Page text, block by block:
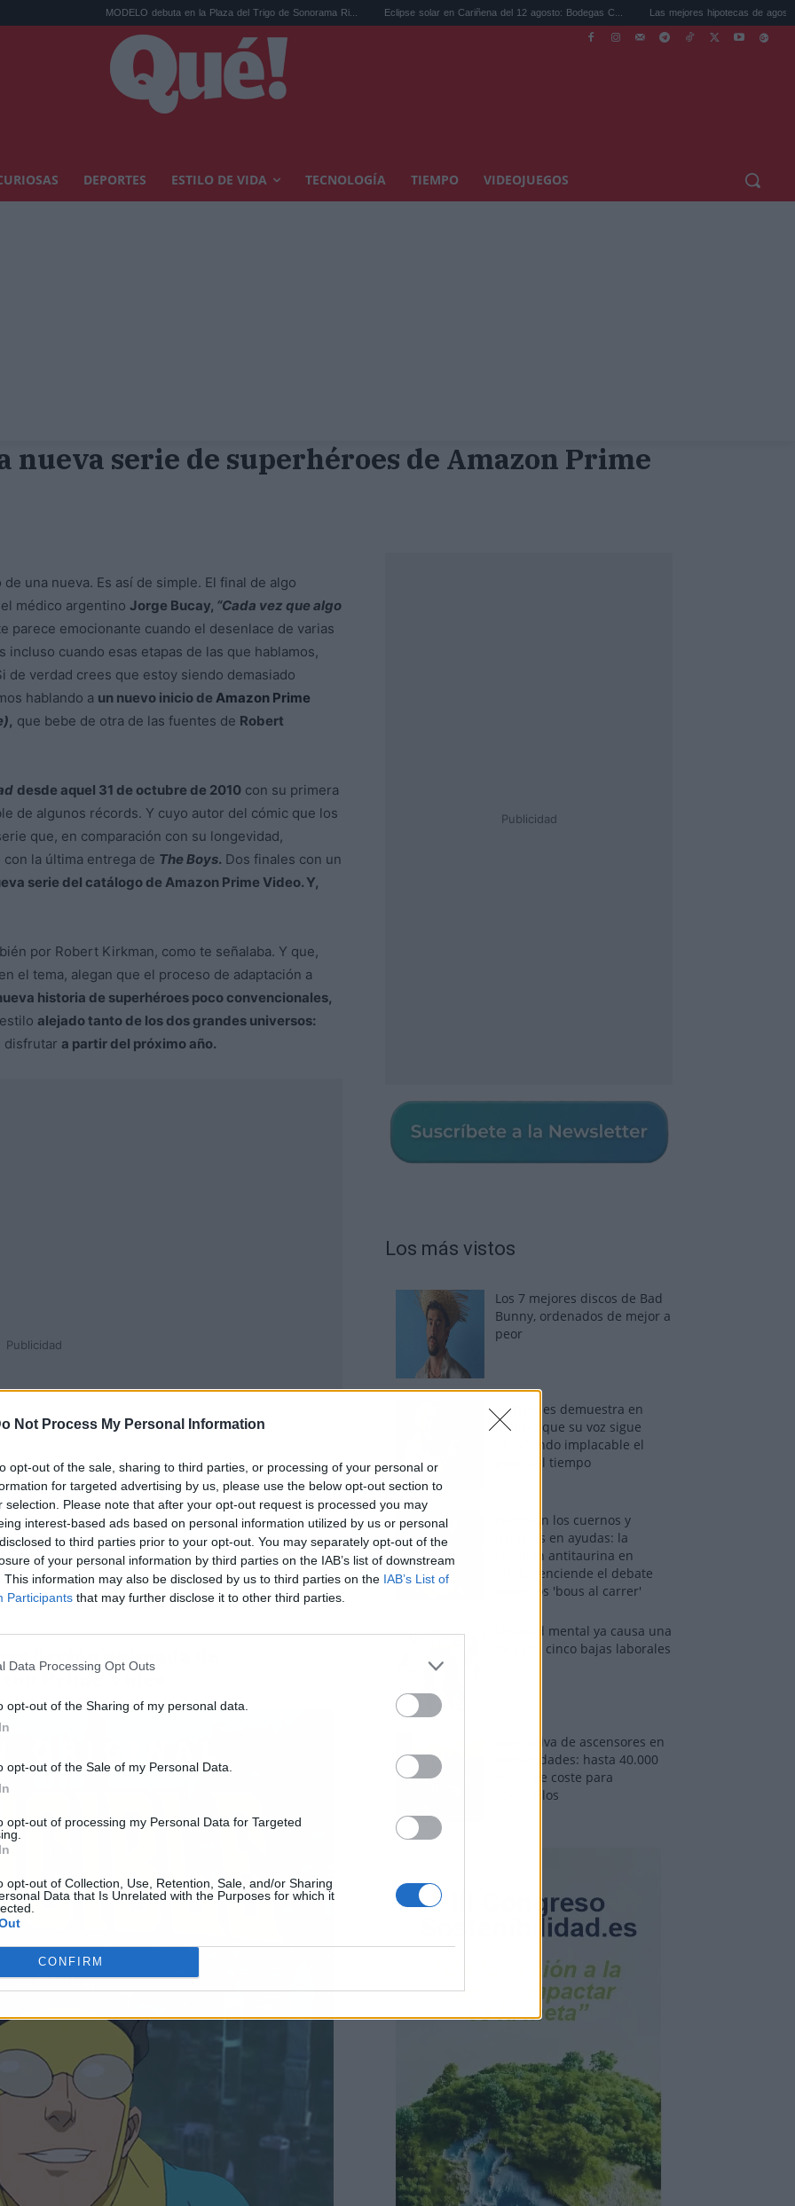
Not Process My Personal Information
opt-out of the sale, sharing to third parties, or processing of your personal or
for targeted advertising by us, please use the below opt-out section to
selection. Please note that after your opt-out request is processed you may
interest-based ads based on personal information utilized by us or personal
to third parties prior to your opt-out. You may separately opt-out of the
of your personal information by third parties on the IAB’s list of downstream
This information may also be disclosed by us to third parties on the IAB’s List of
Participants that may further disclose it to other third parties.
Data Processing Opt Outs
opt-out of the Sharing of my personal data.
opt-out of the Sale of my Personal Data.
opt-out of processing my Personal Data for Targeted
opt-out of Collection, Use, Retention, Sale, and/or Sharing
Data that Is Unrelated with the Purposes for which it
CONFIRM
MODELO debuta en la Plaza del Trigo de Sonorama Ri... Eclipse solar en Cariñena del 12 agosto: Bodegas C... Las mejores hipotecas de agosto: el TAE más
DEPORTES ESTILO DE VIDA TECNOLOGÍA TIEMPO VIDEOJUEGOS
nueva serie de superhéroes de Amazon Prime
una nueva. Es así de simple. El final de algo
médico argentino Jorge Bucay, “Cada vez que algo
parece emocionante cuando el desenlace de varias
incluso cuando esas etapas de las que hablamos,
de verdad crees que estoy siendo demasiado
hablando a un nuevo inicio de Amazon Prime
, que bebe de otra de las fuentes de Robert
desde aquel 31 de octubre de 2010 con su primera
de algunos récords. Y cuyo autor del cómic que los
que, en comparación con su longevidad,
la última entrega de The Boys. Dos finales con un
serie del catálogo de Amazon Prime Video. Y,
por Robert Kirkman, como te señalaba. Y que,
el tema, alegan que el proceso de adaptación a
historia de superhéroes poco convencionales,
alejado tanto de los dos grandes universos:
disfrutar a partir del próximo año.
Publicidad
ficción animada de
Prime Video
Publicidad
Los más vistos
Los 7 mejores discos de Bad
Bunny, ordenados de mejor a
peor
Tom Jones demuestra en
Madrid que su voz sigue
desafiando implacable el
paso del tiempo
Fuego en los cuernos y
millones en ayudas: la
rebelión antitaurina en
Alfafar enciende el debate
sobre los 'bous al carrer'
La salud mental ya causa una
de cada cinco bajas laborales
Normativa de ascensores en
comunidades: hasta 40.000
euros de coste para
adaptarlos